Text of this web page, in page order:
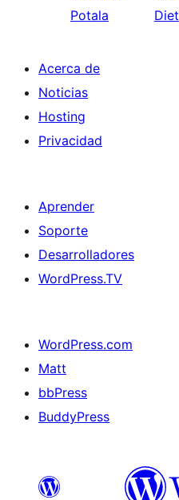
Potala
Diet
Acerca de
Noticias
Hosting
Privacidad
Aprender
Soporte
Desarrolladores
WordPress.TV
WordPress.com
Matt
bbPress
BuddyPress